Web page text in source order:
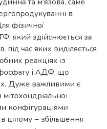
та м’язова, саме
в
фізичної
який здійснюється за
під час яких виділяється
реакціях із
і АДФ, що
Дуже важливими є
конфігураціями
цілому − збільшення